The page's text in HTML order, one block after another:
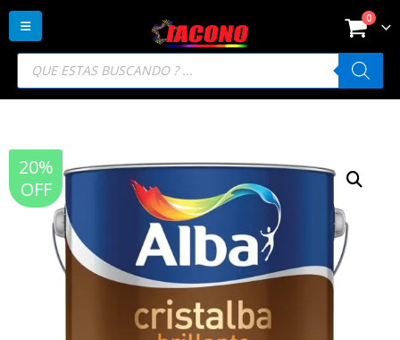
Búsqueda
productos
0
20%
OFF